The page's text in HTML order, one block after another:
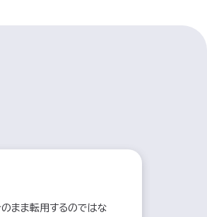
まま転用するのではな